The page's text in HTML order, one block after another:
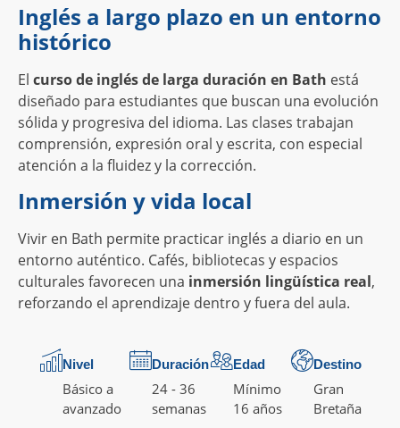
Inglés a largo plazo en un entorno
histórico
El curso de inglés de larga duración en Bath está
diseñado para estudiantes que buscan una evolución
sólida y progresiva del idioma. Las clases trabajan
comprensión, expresión oral y escrita, con especial
atención a la fluidez y la corrección.
Inmersión y vida local
Vivir en Bath permite practicar inglés a diario en un
entorno auténtico. Cafés, bibliotecas y espacios
culturales favorecen una inmersión lingüística real,
reforzando el aprendizaje dentro y fuera del aula.
Nivel
Básico a
avanzado
Duración
24 - 36
semanas
Edad
Mínimo
16 años
Destino
Gran
Bretaña